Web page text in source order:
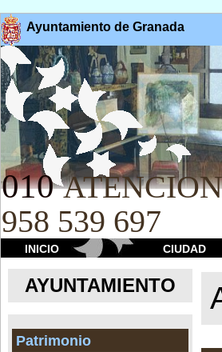
Ayuntamiento de Granada
010
958 539 697
INICIO CIUDAD
AYUNTAMIENTO
Patrimonio